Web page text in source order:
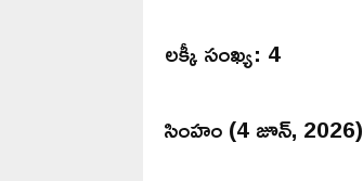
లక్కీ సంఖ్య: 4
సింహం (4 జూన్, 2026)